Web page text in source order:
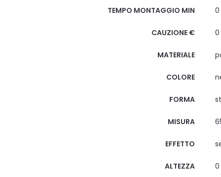
TEMPO MONTAGGIO MIN 0
CAUZIONE € 0
MATERIALE
COLORE
FORMA
MISURA
EFFETTO
ALTEZZA 0